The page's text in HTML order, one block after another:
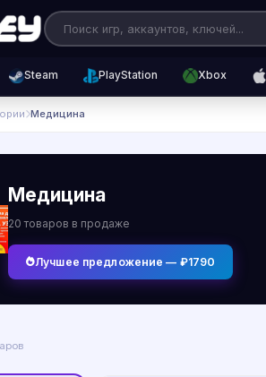
Steam PlayStation Xbox
Медицина
Медицина
20 товаров в продаже
Лучшее предложение — ₽1790